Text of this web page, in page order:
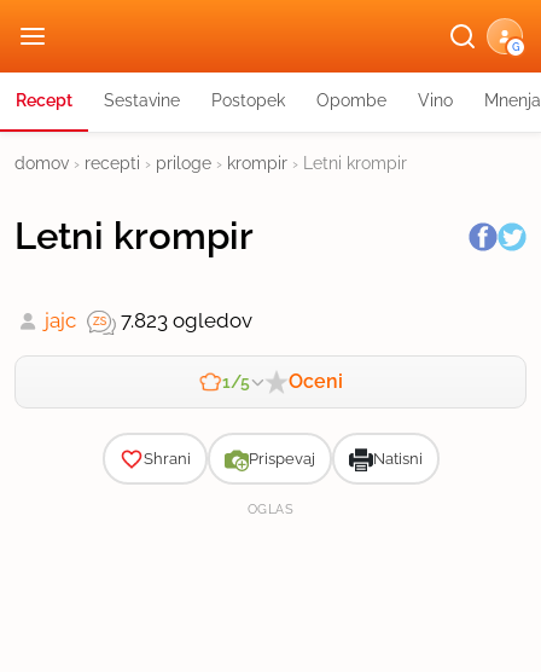
G
Recept Sestavine Postopek Opombe Vino Mnenja
domov › recepti › priloge › krompir › Letni krompir
Letni krompir
jajc 7.823 ogledov
1/5 Oceni
Shrani Prispevaj Natisni
OGLAS